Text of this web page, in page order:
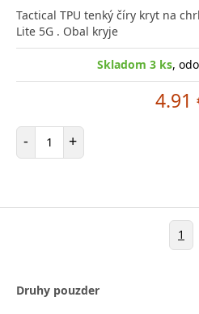
Tactical TPU tenký číry kryt na
Lite 5G . Obal kryje
Skladom 3 ks,
4.91
- Počet položiek
+
1
Druhy pouzder